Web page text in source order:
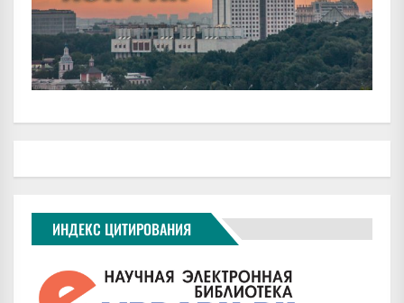
ИНДЕКС ЦИТИРОВАНИЯ